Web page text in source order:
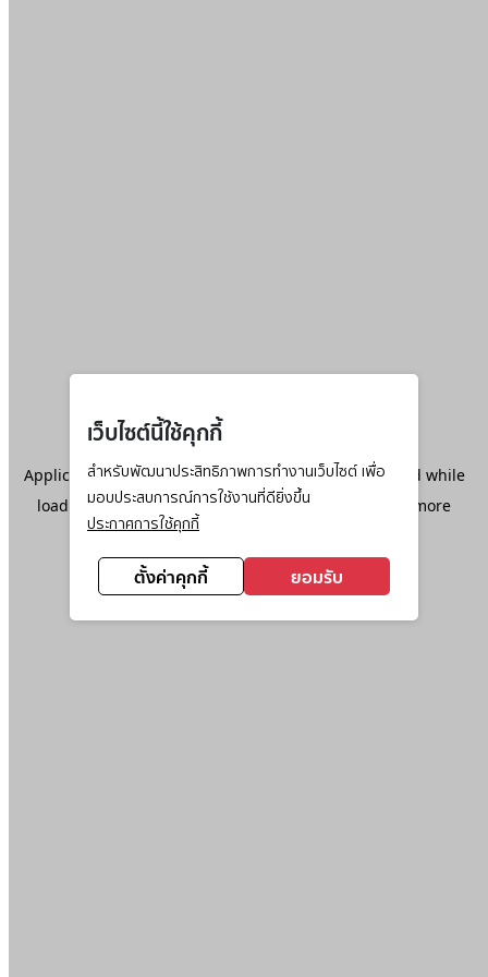
เว็บไซต์นี้ใช้คุกกี้
สำหรับพัฒนาประสิทธิภาพการทำงานเว็บไซต์ เพื่อ
มอบประสบการณ์การใช้งานที่ดียิ่งขึ้น
ประกาศการใช้คุกกี้
ตั้งค่าคุกกี้ ยอมรับ
Application error: aclient-side exception has occurred while
loadingwww.ktc.co.th(see the browser console
for more
information).